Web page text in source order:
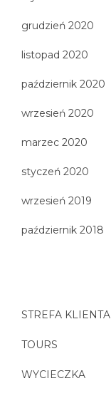
grudzień 2020
listopad 2020
październik 2020
wrzesień 2020
marzec 2020
styczeń 2020
wrzesień 2019
październik 2018
STREFA KLIENTA
TOURS
WYCIECZKA